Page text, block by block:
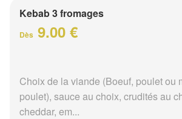
Kebab 3 fromages
Dès 9.00 €
Choix de la viande (Boeuf, poulet ou
poulet), sauce au choix, crudités au
cheddar, em...